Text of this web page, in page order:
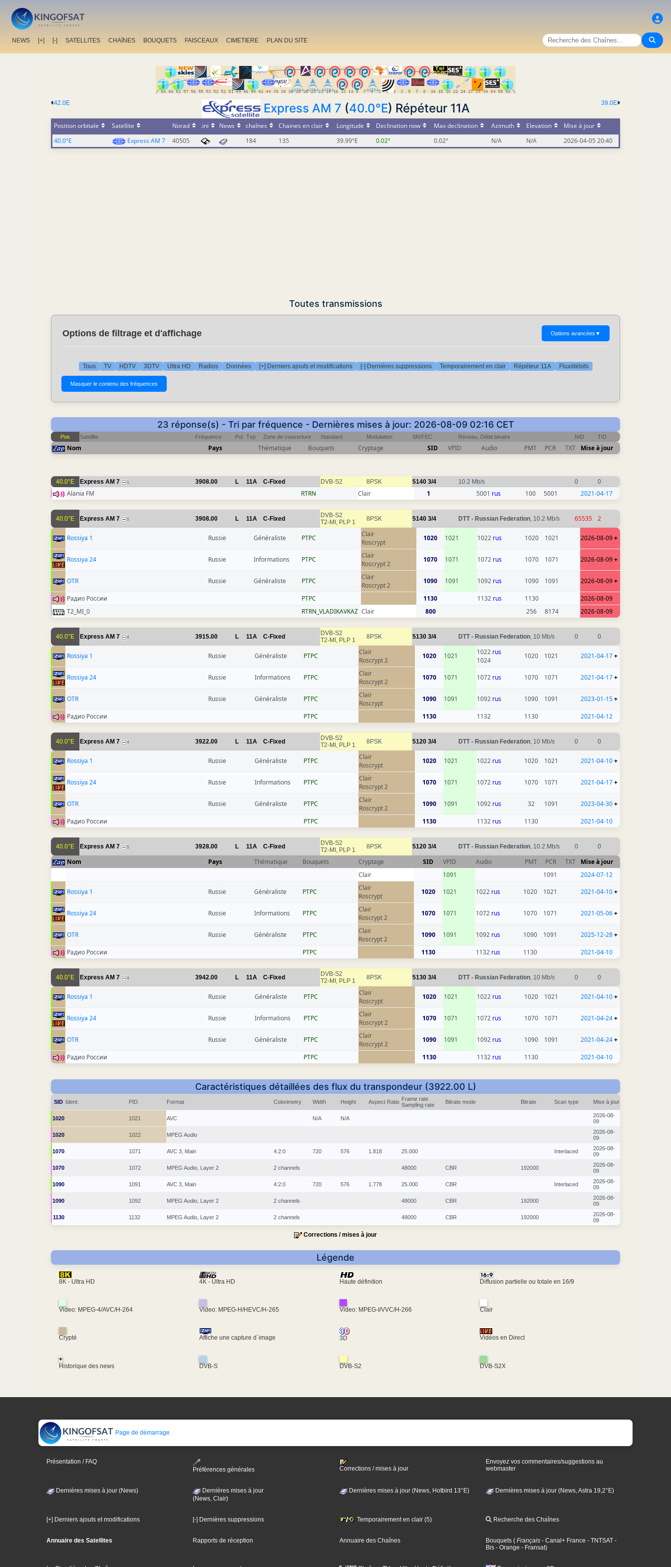
NEWS [+] [-] SATELLITES CHAîNES BOUQUETS FAISCEAUX CIMETIERE PLAN DU SITE
39.0E
42.0E Express AM 7 (40.0°E) Répéteur 11A
Position orbitale Satellite Norad .ini News chaînes Chaines en clair Longitude Declination now Max declination Azimuth Elevation
Mise à jour
40.0°E
Express AM 7 40505 184 135 39.99°E 0.02° 0.02° N/A N/A 2026-04-05 20:40
Toutes transmissions
Options de filtrage et d'affichage Options avancées ▼
Tous TV HDTV 3DTV Ultra HD Radios Données [+] Derniers ajouts et modifications [-] Dernières suppressions Temporairement en clair Répéteur 11A Flux/débits
23 réponse(s) - Tri par fréquence - Dernières mises à jour: 2026-08-09 02:16 CET
Pos Satellite Fréquence Pol Txp Zone de couverture Standard Modulation SR/FEC Réseau, Débit binaire NID TID
Nom Pays Thématique Bouquets Cryptage SID VPID Audio PMT PCR TXT Mise à jour
40.0°E Express AM 7 1 3908.00 L 11A C-Fixed DVB-S2 8PSK 5140 3/4 10.2 Mb/s 0 0
Alania FM RTRN Clair 1 5001 rus 100 5001 2021-04-17
40.0°E Express AM 7 5 3908.00 L 11A C-Fixed
DVB-S2
T2-MI, PLP 1
8PSK 5140 3/4 DTT - Russian Federation, 10.2 Mb/s 65535 2
Rossiya 1 Russie Généraliste РТРС
Clair
Roscrypt
1020 1021 1022 rus 1020 1021 2026-08-09+
Rossiya 24 Russie Informations РТРС
Clair
Roscrypt 2
1070 1071 1072 rus 1070 1071 2026-08-09+
OTR Russie Généraliste РТРС
Clair
Roscrypt 2
1090 1091 1092 rus 1090 1091 2026-08-09+
Радио России РТРС 1130 1132 rus 1130
2026-08-09
T2_MI_0
RTRN_VLADIKAVKAZ Clair 800 256 8174 2026-08-09
40.0°E Express AM 7 4 3915.00 L 11A C-Fixed
DVB-S2
T2-MI, PLP 1
8PSK 5130 3/4 DTT - Russian Federation, 10 Mb/s 0 0
Rossiya 1 Russie Généraliste РТРС
Clair
Roscrypt 2
1020 1021 1022 rus
1024
1020 1021 2021-04-17+
Rossiya 24 Russie Informations РТРС
Clair
Roscrypt 2
1070 1071 1072 rus 1070 1071 2021-04-17+
OTR Russie Généraliste РТРС
Clair
Roscrypt
1090 1091 1092 rus 1090 1091 2023-01-15+
Радио России РТРС 1130 1132 1130 2021-04-12
40.0°E Express AM 7 4 3922.00 L 11A C-Fixed
DVB-S2
T2-MI, PLP 1
8PSK 5120 3/4 DTT - Russian Federation, 10 Mb/s 0 0
Rossiya 1 Russie Généraliste РТРС
Clair
Roscrypt
1020 1021 1022 rus 1020 1021 2021-04-10+
Rossiya 24 Russie Informations РТРС
Clair
Roscrypt 2
1070 1071 1072 rus 1070 1071 2021-04-17+
OTR Russie Généraliste РТРС
Clair
Roscrypt 2
1090 1091 1092 rus 32 1091 2023-04-30+
Радио России РТРС 1130 1132 rus 1130 2021-04-10
40.0°E Express AM 7 5 3928.00 L 11A C-Fixed
DVB-S2
T2-MI, PLP 1
8PSK 5120 3/4 DTT - Russian Federation, 10.2 Mb/s 0 0
Nom Pays Thématique Bouquets Cryptage SID VPID Audio PMT PCR TXT
Mise à jour
Clair
1091 1091
2024-07-12
Rossiya 1
Russie Généraliste РТРС
Clair
Roscrypt
1020 1021 1022 rus 1020 1021 2021-04-10+
Rossiya 24 Russie Informations РТРС
Clair
Roscrypt 2
1070 1071 1072 rus 1070 1071 2021-05-06+
OTR Russie Généraliste РТРС
Clair
Roscrypt 2
1090 1091 1092 rus 1090 1091 2025-12-28+
Радио России РТРС 1130 1132 rus 1130 2021-04-10
40.0°E Express AM 7 4 3942.00 L 11A C-Fixed
DVB-S2
T2-MI, PLP 1
8PSK 5130 3/4 DTT - Russian Federation, 10 Mb/s 0 0
Rossiya 1 Russie Généraliste РТРС
Clair
Roscrypt
1020 1021 1022 rus 1020 1021 2021-04-10+
Rossiya 24 Russie Informations РТРС
Clair
Roscrypt 2
1070 1071 1072 rus 1070 1071 2021-04-24+
OTR Russie Généraliste РТРС
Clair
Roscrypt 2
1090 1091 1092 rus 1090 1091 2021-04-24+
Радио России РТРС 1130 1132 rus 1130 2021-04-10
Caractéristiques détaillées des flux du transpondeur (3922.00 L)
SID Ident. PID Format Colorimetry Width Height Aspect Ratio Frame rate
Sampling rate
Bitrate mode Bitrate Scan type Mise à jour
1020 1021 AVC N/A N/A
2026-08-
09
1020 1022 MPEG Audio
2026-08-
09
1070 1071 AVC 3, Main 4:2:0 720 576 1.818 25.000 Interlaced
2026-08-
09
1070 1072 MPEG Audio, Layer 2 2 channels 48000 CBR 192000
2026-08-
09
1090 1091 AVC 3, Main 4:2:0 720 576 1.778 25.000 CBR Interlaced
2026-08-
09
1090 1092 MPEG Audio, Layer 2 2 channels 48000 CBR 192000
2026-08-
09
1130 1132 MPEG Audio, Layer 2 2 channels 48000 CBR 192000
2026-08-
09
Corrections / mises à jour
Légende
8K - Ultra HD 4K - Ultra HD Haute définition Diffusion partielle ou totale en 16/9
Video: MPEG-4/AVC/H-264 Video: MPEG-H/HEVC/H-265 Video: MPEG-I/VVC/H-266 Clair
Crypté Affiche une capture d´image 3D Vidéos en Direct
+
Historique des news
DVB-S DVB-S2 DVB-S2X
Page de démarrage
Présentation / FAQ
Préférences générales
Corrections / mises à jour
Envoyez vos commentaires/suggestions au
webmaster
Dernières mises à jour (News)
Dernières mises à jour
(News, Clair)
Dernières mises à jour (News, Hotbird 13°E) Dernières mises à jour (News, Astra 19,2°E)
[+] Derniers ajouts et modifications [-] Dernières suppressions Temporairement en clair (5) Recherche des Chaînes
Annuaire des Satellites Rapports de réception Annuaire des Chaînes Bouquets ( Français - Canal+ France - TNTSAT -
Bis - Orange - Fransat)